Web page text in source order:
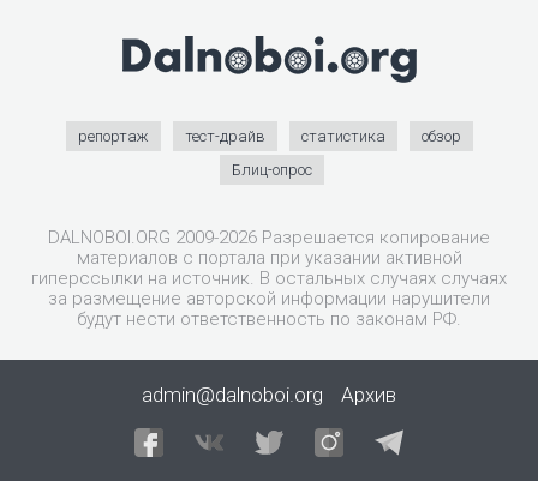
репортаж тест-драйв статистика
обзор
Блиц-опрос
DALNOBOI.ORG 2009-2026 Разрешается копирование
материалов с портала при указании активной
гиперссылки на источник. В остальных случаях случаях
за размещение авторской информации нарушители
будут нести ответственность по законам РФ.
admin@dalnoboi.org Архив